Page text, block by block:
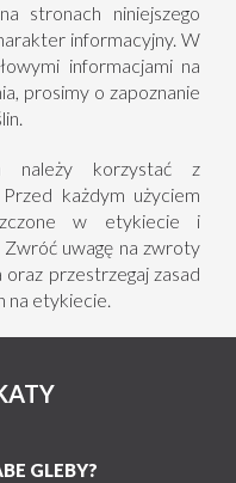
stronach niniejszego
informacyjny. W
informacjami na
prosimy o zapoznanie
należy korzystać z
każdym użyciem
w etykiecie i
uwagę na zwroty
przestrzegaj zasad
na etykiecie.
GLEBY?